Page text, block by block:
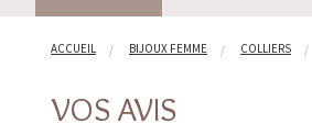
ACCUEIL BIJOUX FEMME COLLIERS
VOS AVIS